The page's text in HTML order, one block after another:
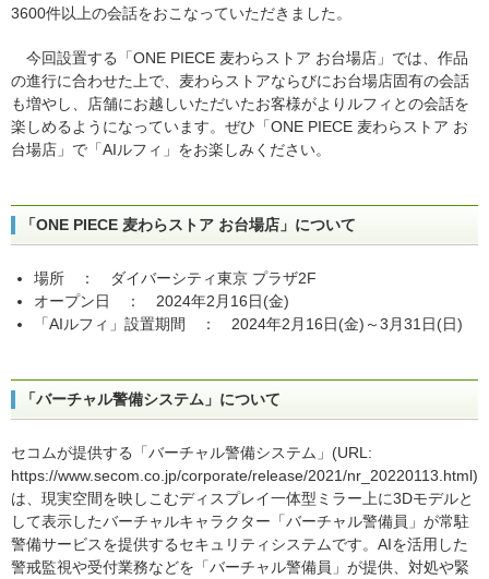
3600件以上の会話をおこなっていただきました。
今回設置する「ONE PIECE 麦わらストア お台場店」では、作品
の進行に合わせた上で、麦わらストアならびにお台場店固有の会話
も増やし、店舗にお越しいただいたお客様がよりルフィとの会話を
楽しめるようになっています。ぜひ「ONE PIECE 麦わらストア お
台場店」で「AIルフィ」をお楽しみください。
「ONE PIECE 麦わらストア お台場店」について
場所 ： ダイバーシティ東京 プラザ2F
オープン日 ： 2024年2月16日(金)
「AIルフィ」設置期間 ： 2024年2月16日(金)～3月31日(日)
「バーチャル警備システム」について
セコムが提供する「バーチャル警備システム」(URL:
https://www.secom.co.jp/corporate/release/2021/nr_20220113.html)
は、現実空間を映しこむディスプレイ一体型ミラー上に3Dモデルと
して表示したバーチャルキャラクター「バーチャル警備員」が常駐
警備サービスを提供するセキュリティシステムです。AIを活用した
警戒監視や受付業務などを「バーチャル警備員」が提供、対処や緊